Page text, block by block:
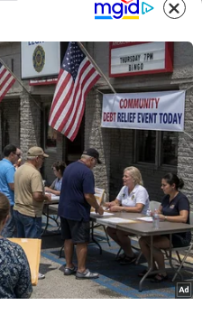
ra đi đúng lúc Nội
đồng liên quan đến
tư quốc phòng đã bị trì